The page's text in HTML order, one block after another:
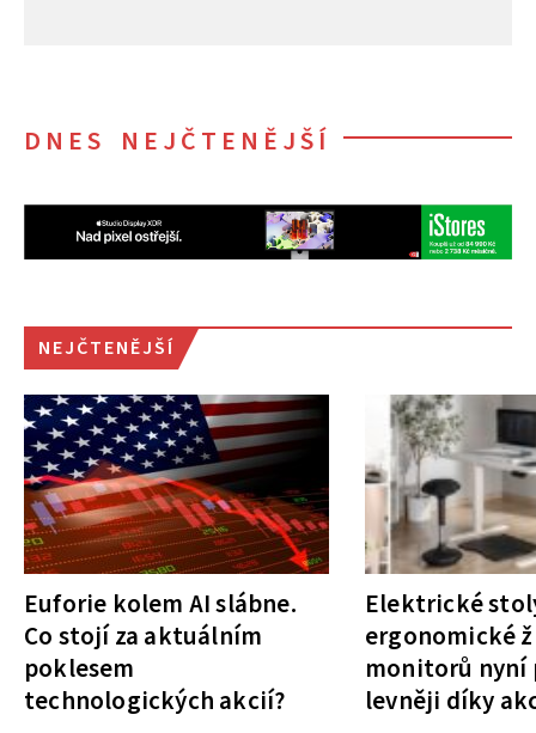
DNES NEJČTENĚJŠÍ
NEJČTENĚJŠÍ
Euforie kolem AI slábne.
Co stojí za aktuálním
poklesem
technologických akcií?
Elektrické
ergonomické
monitorů
levněji díky